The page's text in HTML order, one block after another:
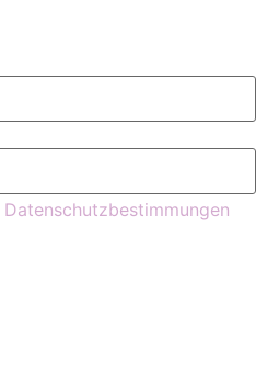
Datenschutzbestimmungen